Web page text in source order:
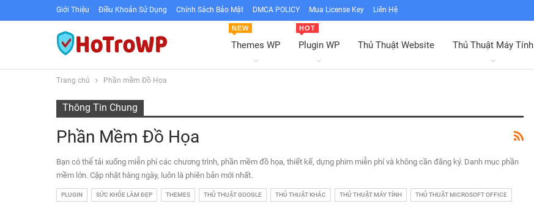
Giới Thiệu Điều Khoản Sử Dụng Chính Sách Bảo Mật DMCA POLICY Mua License Key Liên Hệ
Themes WP
NEW
Plugin WP
HOT
Thủ Thuật Website Thủ Thuật Máy Tính
Trang chủ Phần mềm Đồ Họa
Thông Tin Chung
Phần Mềm Đồ Họa
Bạn có thể tải xuống miễn phí các chương trình, phần mềm đồ họa, thiết kế, dựng phim miễn phí và không cần đăng ký. Danh mục phần
mềm lớn. Cập nhật hàng ngày, luôn là phiên bản mới nhất.
PLUGIN SỨC KHỎE LÀM ĐẸP THEMES THỦ THUẬT GOOGLE THỦ THUẬT KHÁC THỦ THUẬT MÁY TÍNH THỦ THUẬT MICROSOFT OFFICE